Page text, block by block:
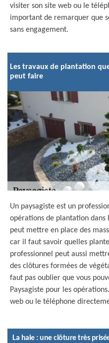
visiter son site web ou le
important de remarquer que
sans engagement.
Les travaux de plantation
peut faire
Un paysagiste est un
opérations de plantation dans
peut mettre en place des
car il faut savoir quelles
professionnel peut aussi
des clôtures formées de
faut pas oublier que vous
Paysagiste pour les
web ou le téléphone
La haie : une clôture très